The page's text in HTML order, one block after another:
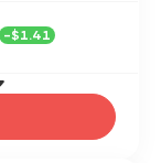
-$1.41